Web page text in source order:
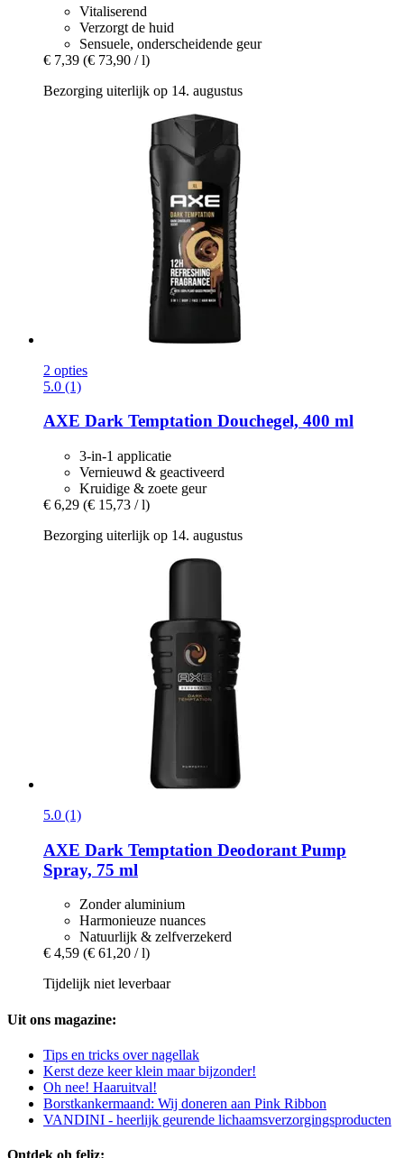
Vitaliserend
Verzorgt de huid
Sensuele, onderscheidende geur
€ 7,39 (€ 73,90 / l)
Bezorging uiterlijk op 14. augustus
2 opties
5.0 (1)
AXE Dark Temptation Douchegel, 400 ml
3-in-1 applicatie
Vernieuwd & geactiveerd
Kruidige & zoete geur
€ 6,29 (€ 15,73 / l)
Bezorging uiterlijk op 14. augustus
5.0 (1)
AXE Dark Temptation Deodorant Pump
Spray, 75 ml
Zonder aluminium
Harmonieuze nuances
Natuurlijk & zelfverzekerd
€ 4,59 (€ 61,20 / l)
Tijdelijk niet leverbaar
Uit ons magazine:
Tips en tricks over nagellak
Kerst deze keer klein maar bijzonder!
Oh nee! Haaruitval!
Borstkankermaand: Wij doneren aan Pink Ribbon
VANDINI - heerlijk geurende lichaamsverzorgingsproducten